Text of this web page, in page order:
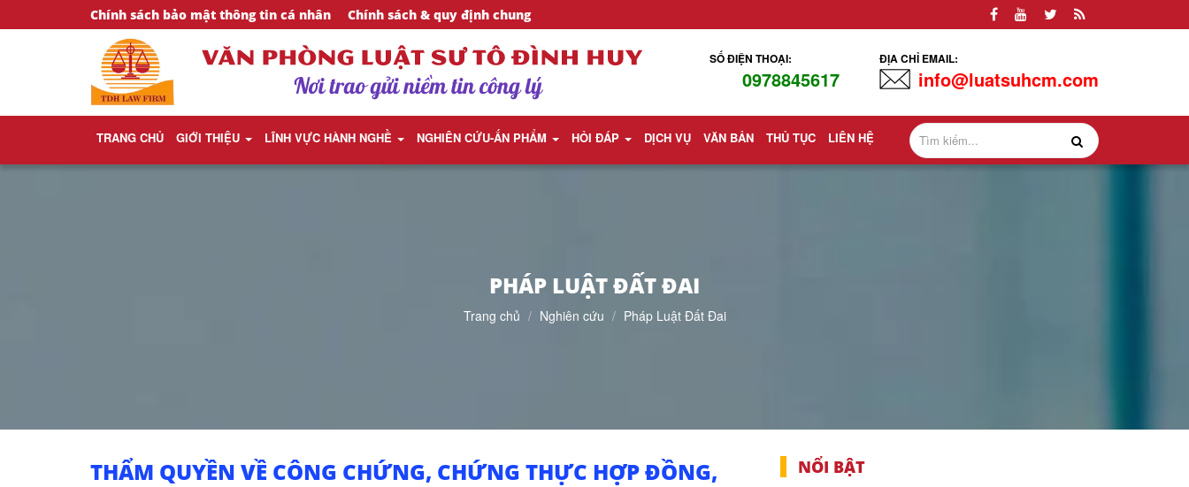
Chính sách bảo mật thông tin cá nhân Chính sách & quy định chung
SỐ ĐIỆN THOẠI:
0978845617
ĐỊA CHỈ EMAIL:
info@luatsuhcm.com
TRANG CHỦ GIỚI THIỆU LĨNH VỰC HÀNH NGHỀ NGHIÊN CỨU-ẤN PHẨM HỎI ĐÁP DỊCH VỤ VĂN BẢN THỦ TỤC LIÊN HỆ
PHÁP LUẬT ĐẤT ĐAI
Trang chủ Nghiên cứu Pháp Luật Đất Đai
THẨM QUYỀN VỀ CÔNG CHỨNG, CHỨNG THỰC HỢP ĐỒNG,
NỔI BẬT